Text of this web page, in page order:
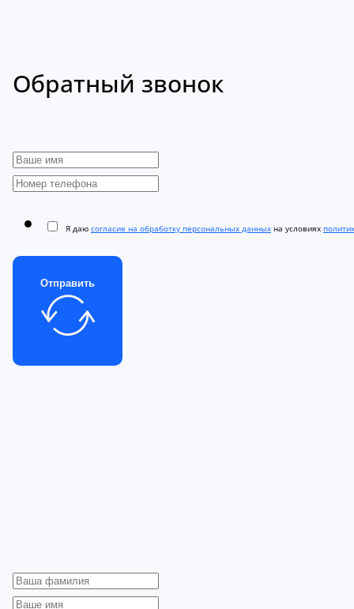
Обратный звонок
Я даю согласие на обработку персональных данных на условиях
Отправить